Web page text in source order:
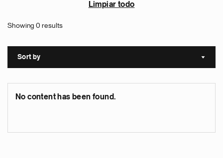
Limpiar todo
Showing 0 results
Sort by Sort
No content has been found.